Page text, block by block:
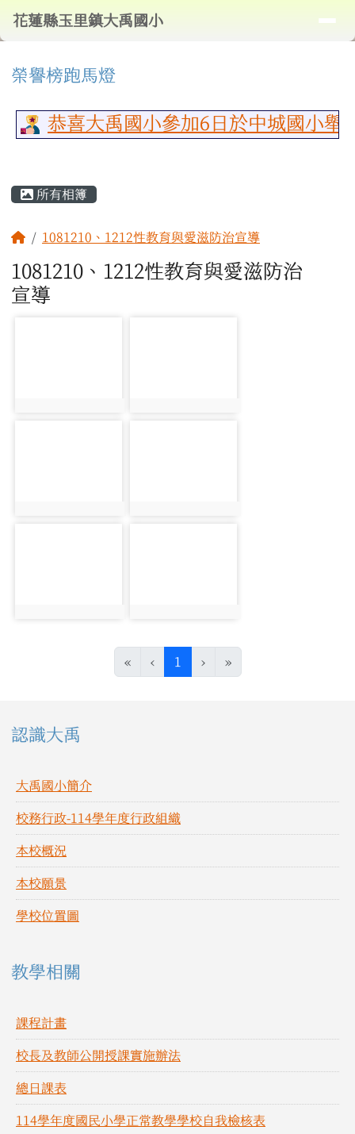
花蓮縣玉里鎮大禹國小
導覽列
花蓮縣玉里鎮大禹國小
上中區域內容
榮譽榜跑馬燈
恭喜大禹國小參加6日於中城國小舉
所有相簿
回首頁1081210、1212性教育與愛滋防治宣導
1081210、1212性教育與愛滋防治
宣導
« ‹ 1 (目前頁次)
› »
左邊區域內容
認識大禹
大禹國小簡介
校務行政-114學年度行政組織
本校概況
本校願景
學校位置圖
教學相關
課程計畫
校長及教師公開授課實施辦法
總日課表
114學年度國民小學正常教學學校自我檢核表